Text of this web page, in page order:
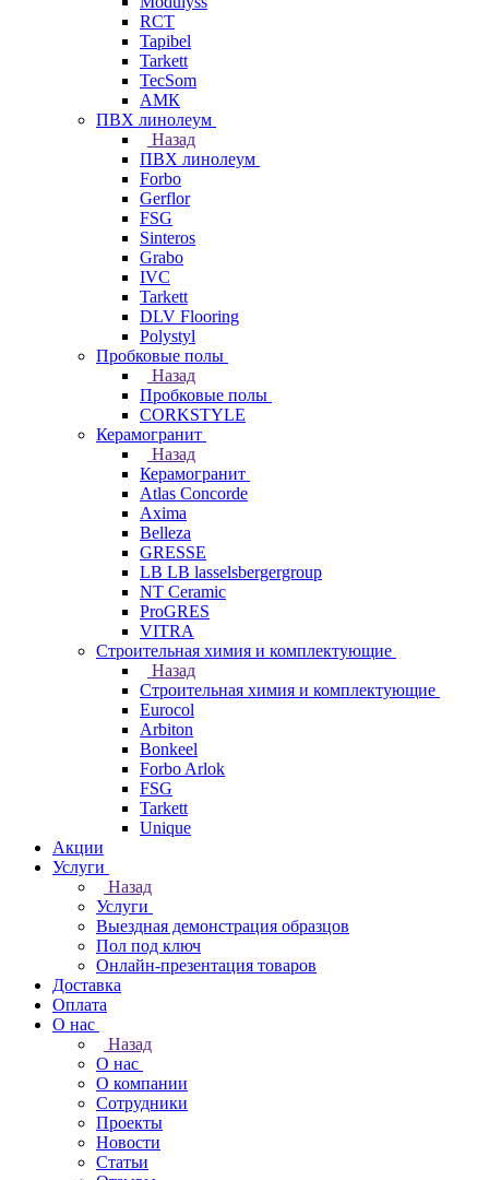
RCT
Tapibel
Tarkett
TecSom
АМК
ПВХ линолеум
Назад
ПВХ линолеум
Forbo
Gerflor
FSG
Sinteros
Grabo
IVC
Tarkett
DLV Flooring
Polystyl
Пробковые полы
Назад
Пробковые полы
CORKSTYLE
Керамогранит
Назад
Керамогранит
Atlas Concorde
Axima
Belleza
GRESSE
LB LB lasselsbergergroup
NT Ceramic
ProGRES
VITRA
Строительная химия и комплектующие
Назад
Строительная химия и комплектующие
Eurocol
Arbiton
Bonkeel
Forbo Arlok
FSG
Tarkett
Unique
Акции
Услуги
Назад
Услуги
Выездная демонстрация образцов
Пол под ключ
Онлайн-презентация товаров
Доставка
Оплата
О нас
Назад
О нас
О компании
Сотрудники
Проекты
Новости
Статьи